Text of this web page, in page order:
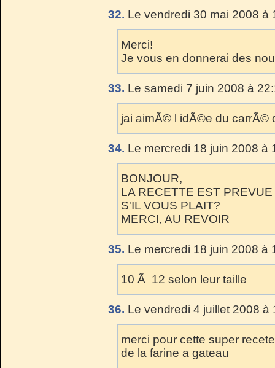
32. Le vendredi 30 mai 2008 à
Merci!
Je vous en donnerai des
33. Le samedi 7 juin 2008 à
jai aimÃ© l idÃ©e du carrÃ©
34. Le mercredi 18 juin 2008 à
BONJOUR,
LA RECETTE EST
S'IL VOUS PLAIT?
MERCI, AU REVOIR
35. Le mercredi 18 juin 2008 à
10 Ã 12 selon leur taille
36. Le vendredi 4 juillet 2008
merci pour cette super
de la farine a gateau